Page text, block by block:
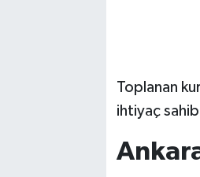
Toplanan
ihtiyaç